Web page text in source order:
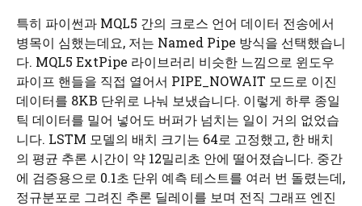
특히 파이썬과 MQL5 간의 크로스 언어 데이터 전송에서
병목이 심했는데요, 저는 Named Pipe 방식을 선택했습니
다. MQL5 ExtPipe 라이브러리 비슷한 느낌으로 윈도우
파이프 핸들을 직접 열어서 PIPE_NOWAIT 모드로 이진
데이터를 8KB 단위로 나눠 보냈습니다. 이렇게 하루 종일
틱 데이터를 밀어 넣어도 버퍼가 넘치는 일이 거의 없었습
니다. LSTM 모델의 배치 크기는 64로 고정했고, 한 배치
의 평균 추론 시간이 약 12밀리초 안에 떨어졌습니다. 중간
에 검증용으로 0.1초 단위 예측 테스트를 여러 번 돌렸는데,
정규분포로 그려진 추론 딜레이를 보며 전직 그래프 엔진